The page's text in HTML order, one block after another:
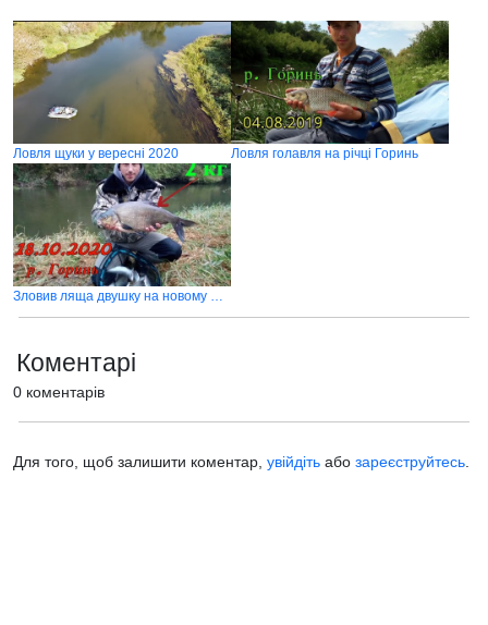
Ловля щуки у вересні 2020 Ловля голавля на річці Горинь
Зловив ляща двушку на новому місці
Коментарі
0 коментарів
Для того, щоб залишити коментар, увійдіть або зареєструйтесь